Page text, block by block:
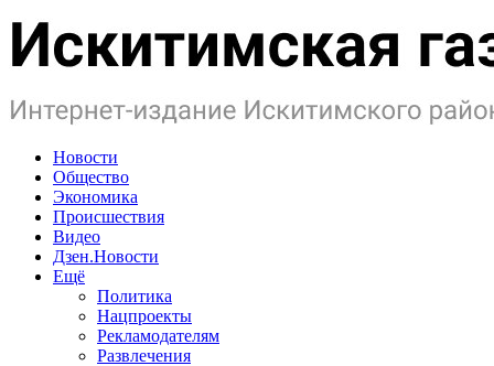
Новости
Общество
Экономика
Происшествия
Видео
Дзен.Новости
Ещё
Политика
Нацпроекты
Рекламодателям
Развлечения